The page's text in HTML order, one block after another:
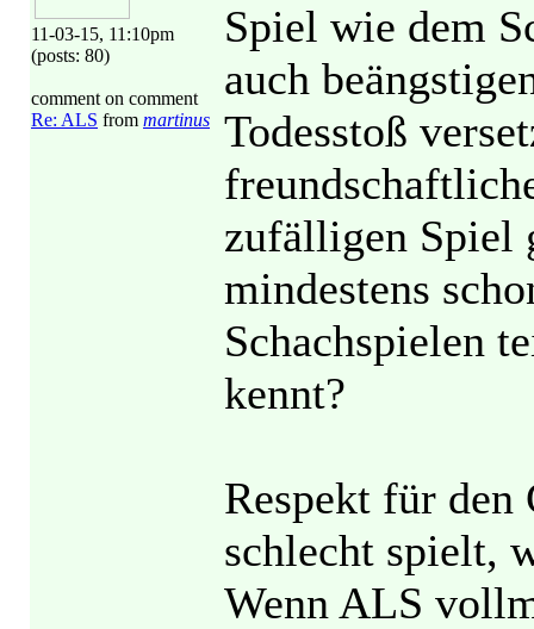
11-03-15, 11:10pm
(posts: 80)
comment on comment
Re: ALS from martinus
Spiel wie dem
auch
Todesstoß
zufälligen Spiel
mindestens
Schachspielen
kennt?
Respekt für den
schlecht spielt,
Wenn ALS